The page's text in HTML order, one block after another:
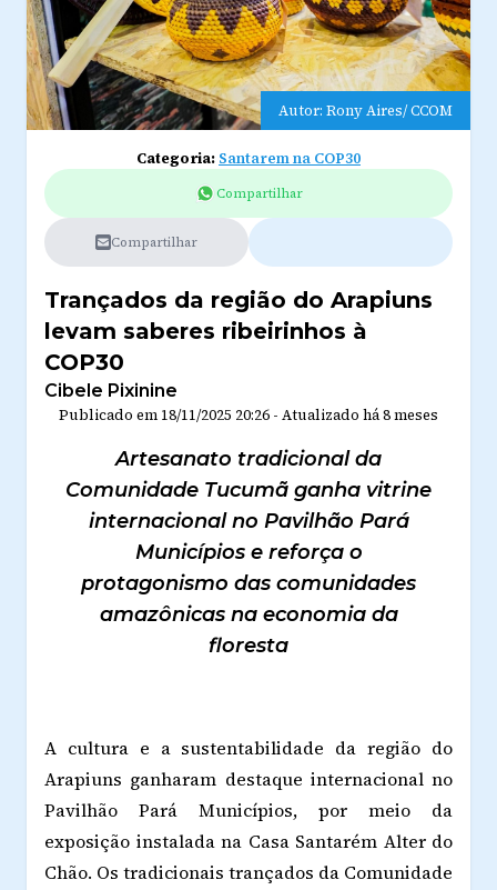
Autor: Rony Aires/ CCOM
Categoria: Santarem na COP30
Compartilhar
Compartilhar
Trançados da região do Arapiuns
levam saberes ribeirinhos à
COP30
Cibele Pixinine
Publicado em 18/11/2025 20:26 - Atualizado há 8 meses
Artesanato tradicional da
Comunidade Tucumã ganha vitrine
internacional no Pavilhão Pará
Municípios e reforça o
protagonismo das comunidades
amazônicas na economia da
floresta
A cultura e a sustentabilidade da região do
Arapiuns ganharam destaque internacional no
Pavilhão Pará Municípios, por meio da
exposição instalada na Casa Santarém Alter do
Chão. Os tradicionais trançados da Comunidade